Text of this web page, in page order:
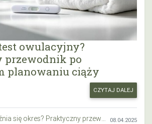
owulacyjny?
przewodnik po
planowaniu ciąży
CZYTAJ DALEJ
08.04.2025